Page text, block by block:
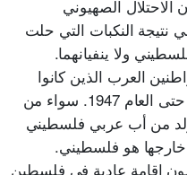
الاحتلال الصهيوني
نتيجة النكبات التي حلت
ولا ينفيانهما.
العرب الذين كانوا
يقيمون إقامة دائمة في فلسطين حتى العام 1947. سواء من
من أب عربي فلسطيني
خارجها هو فلسطيني.
يقيمون إقامة عادية في فلسطين